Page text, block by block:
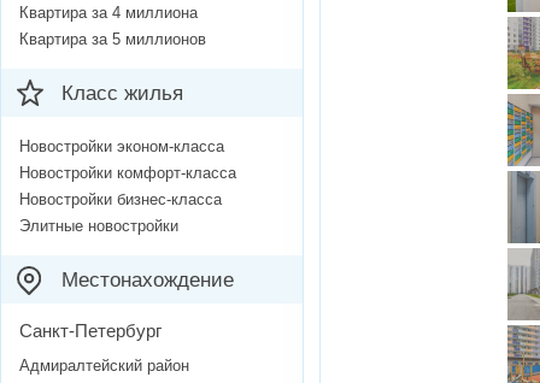
Квартира за 4 миллиона
Квартира за 5 миллионов
Класс жилья
Новостройки эконом-класса
Новостройки комфорт-класса
Новостройки бизнес-класса
Элитные новостройки
Местонахождение
Санкт-Петербург
Адмиралтейский район